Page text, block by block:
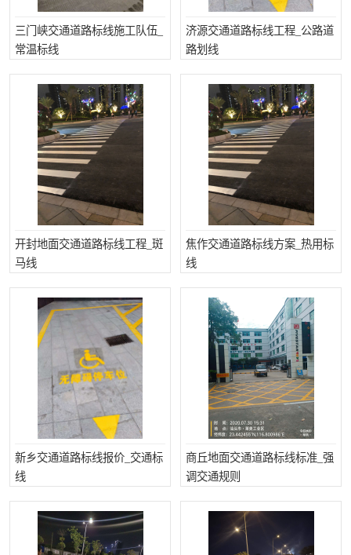
三门峡交通道路标线施工队伍_
常温标线
济源交通道路标线工程_公路道
路划线
开封地面交通道路标线工程_斑
马线
焦作交通道路标线方案_热用标
线
新乡交通道路标线报价_交通标
线
商丘地面交通道路标线标准_强
调交通规则